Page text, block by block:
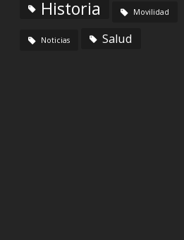
Historia Movilidad
Noticias Salud